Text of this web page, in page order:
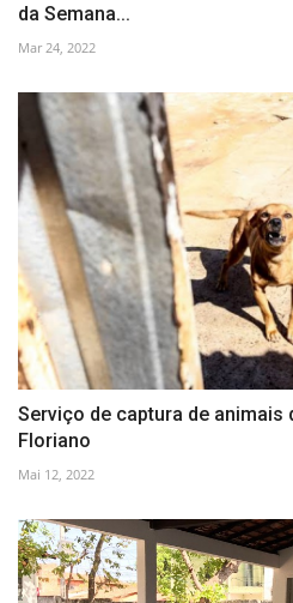
da Semana...
Mar 24, 2022
Serviço de captura de animais
Floriano
Mai 12, 2022